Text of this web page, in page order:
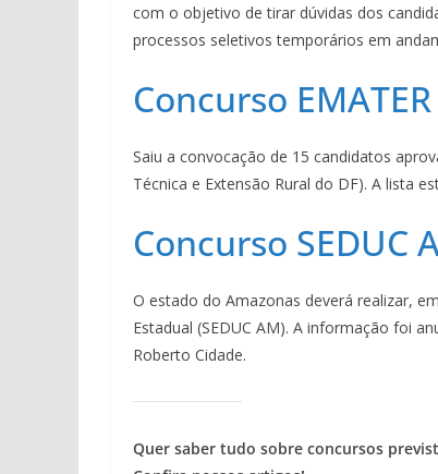
com o objetivo de tirar dúvidas dos
processos seletivos temporários em
Concurso
Saiu a convocação de 15 candidatos
Técnica e Extensão Rural do DF). A lista
Concurso SEDUC
O estado do Amazonas deverá realizar,
Estadual (SEDUC AM). A informação foi
Roberto Cidade.
Quer saber tudo sobre concursos